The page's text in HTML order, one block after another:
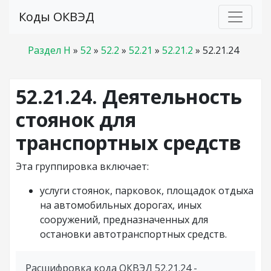
Коды ОКВЭД
Раздел H » 52 » 52.2 » 52.21 » 52.21.2 » 52.21.24
52.21.24. Деятельность
стоянок для
транспортных средств
Эта группировка включает:
услуги стоянок, парковок, площадок отдыха
на автомобильных дорогах, иных
сооружений, предназначенных для
остановки автотранспортных средств.
Расшифровка кода ОКВЭД 52.21.24 -